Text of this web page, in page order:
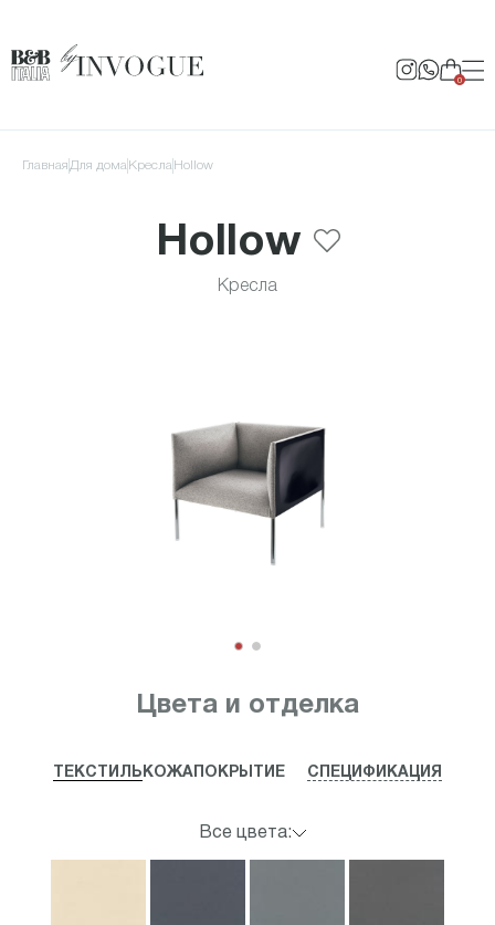
0
Главная для дома Кресла Hollow
Hollow
Кресла
Цвета и отделка
ТЕКСТИЛЬ КОЖА ПОКРЫТИЕ СПЕЦИФИКАЦИЯ
Все цвета: